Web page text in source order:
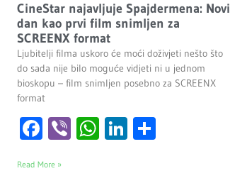
CineStar najavljuje Spajdermena: Novi
dan kao prvi film snimljen za
SCREENX format
Ljubitelji filma uskoro će moći doživjeti nešto što
do sada nije bilo moguće vidjeti ni u jednom
bioskopu – film snimljen posebno za SCREENX
format
Facebook
ViberWhatsApp
LinkedIn
Read More »